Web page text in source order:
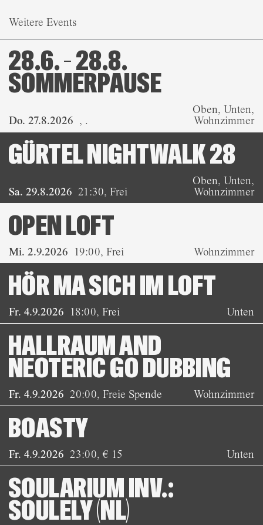
Weitere Events
Do. 27.8.2026 , .
28.6. – 28.8.
SOMMERPAUSE
Oben, Unten,
Wohnzimmer
Sa. 29.8.2026 21:30,Frei
GÜRTEL NIGHTWALK 28
Oben, Unten,
Wohnzimmer
Mi. 2.9.2026 19:00,Frei
OPEN LOFT
Wohnzimmer
Fr. 4.9.2026 18:00,Frei
HÖR MA SICH IM LOFT
Unten
Fr. 4.9.2026 20:00,Freie Spende
HALLRAUM AND
NEOTERIC GO DUBBING
Wohnzimmer
Fr. 4.9.2026 23:00,€ 15
BOASTY
Unten
SOULARIUM INV.:
SOULELY (NL)